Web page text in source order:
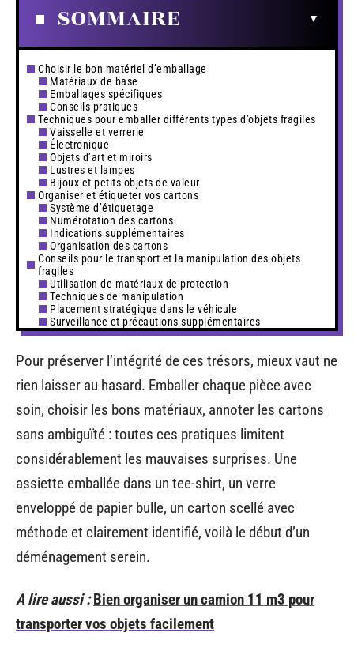
SOMMAIRE
Choisir le bon matériel d’emballage
Matériaux de base
Emballages spécifiques
Conseils pratiques
Techniques pour emballer différents types d’objets fragiles
Vaisselle et verrerie
Électronique
Objets d’art et miroirs
Lustres et lampes
Bijoux et petits objets de valeur
Organiser et étiqueter vos cartons
Système d’étiquetage
Numérotation des cartons
Indications supplémentaires
Organisation des cartons
Conseils pour le transport et la manipulation des objets
fragiles
Utilisation de matériaux de protection
Techniques de manipulation
Placement stratégique dans le véhicule
Surveillance et précautions supplémentaires
Pour préserver l’intégrité de ces trésors, mieux vaut ne
rien laisser au hasard. Emballer chaque pièce avec
soin, choisir les bons matériaux, annoter les cartons
sans ambiguïté : toutes ces pratiques limitent
considérablement les mauvaises surprises. Une
assiette emballée dans un tee-shirt, un verre
enveloppé de papier bulle, un carton scellé avec
méthode et clairement identifié, voilà le début d’un
déménagement serein.
A lire aussi : Bien organiser un camion 11 m3 pour
transporter vos objets facilement